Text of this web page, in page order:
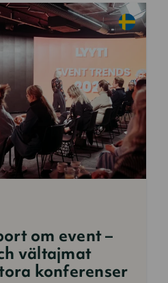
om event –
vältajmat
konferenser